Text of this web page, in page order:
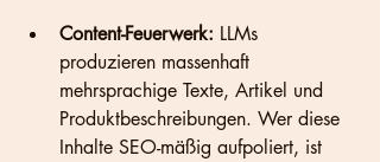
Content-Feuerwerk: LLMs
produzieren massenhaft
mehrsprachige Texte, Artikel und
Produktbeschreibungen. Wer diese
Inhalte SEO-mäßig aufpoliert, ist